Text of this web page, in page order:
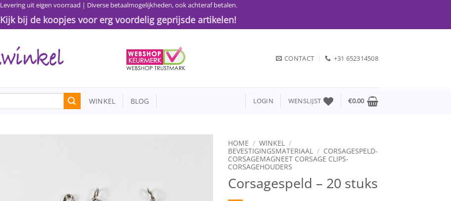
Levering uit eigen voorraad | Diverse betaalmogelijkheden, ook achteraf betalen.
Kijk bij de koopjes voor erg voordelig geprijsde artikelen!
CONTACT +31 652314508
WINKEL BLOG LOGIN WENSLIJST €0.00
HOME / WINKEL /
BEVESTIGINGSMATERIAAL / CORSAGESPELD-
CORSAGEMAGNEET CORSAGE CLIPS-
CORSAGEHOUDERS
Corsagespeld – 20 stuks